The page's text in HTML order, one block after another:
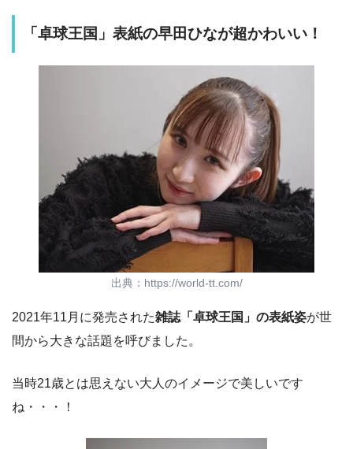
「卓球王国」表紙の早田ひなが超かわいい！
出典：https://world-tt.com/
2021年11月に発売された雑誌「卓球王国」の表紙姿が世
間から大きな話題を呼びました。
当時21歳とは思えない大人のイメージで美しいです
ね・・・！